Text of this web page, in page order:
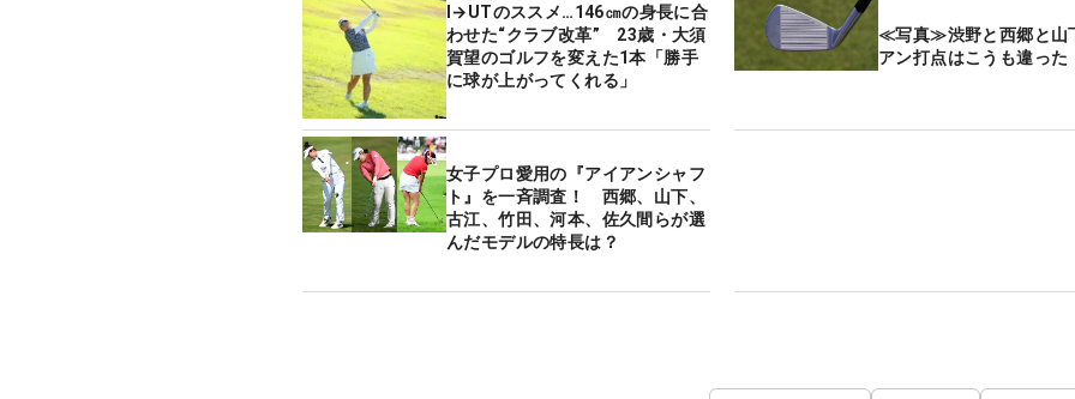
I→UTのススメ…146㎝の身長に合
わせた“クラブ改革” 23歳・大須
賀望のゴルフを変えた1本「勝手
に球が上がってくれる」
≪写真≫渋野と西郷と山
アン打点はこうも違った
女子プロ愛用の『アイアンシャフ
ト』を一斉調査！ 西郷、山下、
古江、竹田、河本、佐久間らが選
んだモデルの特長は？